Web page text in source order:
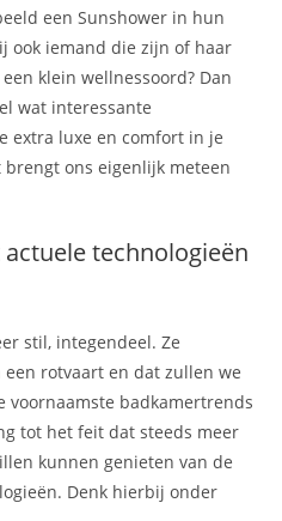
een Sunshower in hun
ook iemand die zijn of haar
klein wellnessoord? Dan
wat interessante
extra luxe en comfort in je
ons eigenlijk meteen
technologieën
stil, integendeel. Ze
rotvaart en dat zullen we
voornaamste badkamertrends
tot het feit dat steeds meer
kunnen genieten van de
Denk hierbij onder